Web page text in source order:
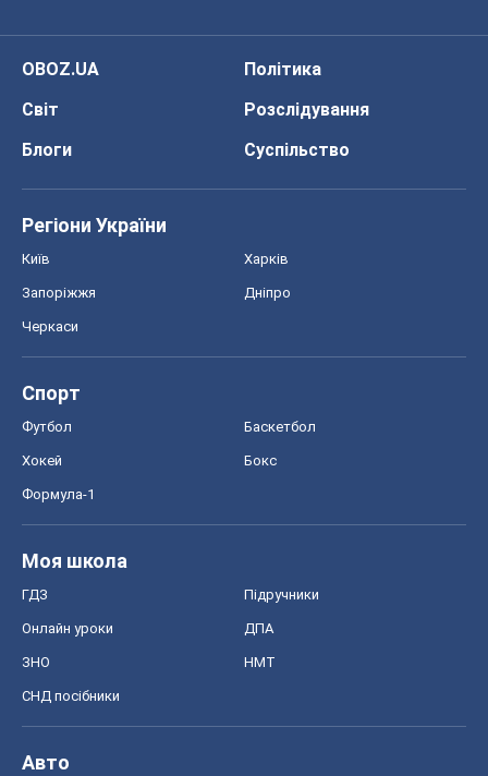
OBOZ.UA
Політика
Світ
Розслідування
Блоги
Суспільство
Регіони України
Київ Харків
Запоріжжя Дніпро
Черкаси
Спорт
Футбол Баскетбол
Хокей Бокс
Формула-1
Моя школа
ГДЗ Підручники
Онлайн уроки ДПА
ЗНО НМТ
СНД посібники
Авто